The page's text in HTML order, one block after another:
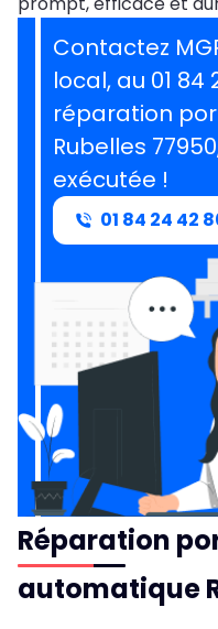
Contactez
local, au 01 84
réparation
Rubelles
exécutée !
01 84 24 42
Réparation
automatique